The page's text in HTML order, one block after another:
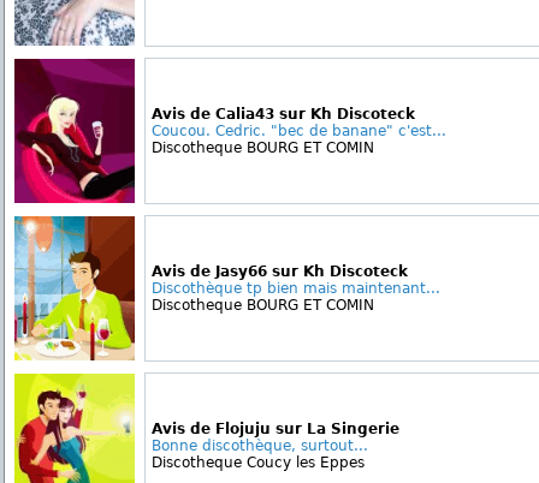
Avis de Calia43 sur Kh Discoteck
Coucou. Cedric. "bec de banane" c'est...
Discotheque BOURG ET COMIN
Avis de Jasy66 sur Kh Discoteck
Discothèque tp bien mais maintenant...
Discotheque BOURG ET COMIN
Avis de Flojuju sur La Singerie
Bonne discothèque, surtout...
Discotheque Coucy les Eppes